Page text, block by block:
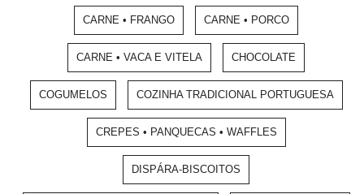
CARNE • FRANGO CARNE • PORCO
CARNE • VACA E VITELA CHOCOLATE
COGUMELOS COZINHA TRADICIONAL PORTUGUESA
CREPES • PANQUECAS • WAFFLES
DISPÁRA-BISCOITOS